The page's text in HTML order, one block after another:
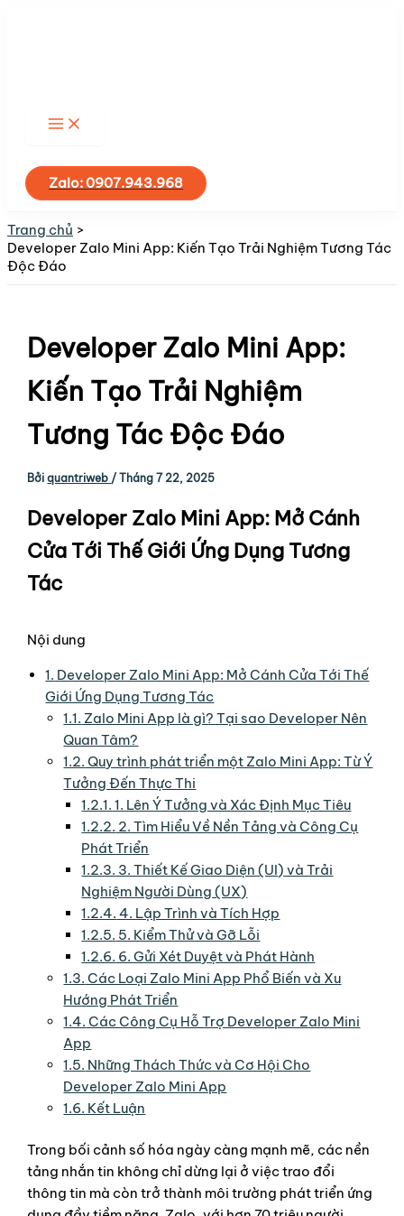
kiếmZalo: 0907.943.968
Trang chủ
Developer Zalo Mini App: Kiến Tạo Trải Nghiệm Tương Tác
Độc Đáo
Developer Zalo Mini App:
Kiến Tạo Trải Nghiệm
Tương Tác Độc Đáo
Bởiquantriweb /Tháng 7 22, 2025
Developer Zalo Mini App: Mở Cánh
Cửa Tới Thế Giới Ứng Dụng Tương
Tác
Nội dung
1. Developer Zalo Mini App: Mở Cánh Cửa Tới Thế
Giới Ứng Dụng Tương Tác
1.1. Zalo Mini App là gì? Tại sao Developer Nên
Quan Tâm?
1.2. Quy trình phát triển một Zalo Mini App: Từ Ý
Tưởng Đến Thực Thi
1.2.1. 1. Lên Ý Tưởng và Xác Định Mục Tiêu
1.2.2. 2. Tìm Hiểu Về Nền Tảng và Công Cụ
Phát Triển
1.2.3. 3. Thiết Kế Giao Diện (UI) và Trải
Nghiệm Người Dùng (UX)
1.2.4. 4. Lập Trình và Tích Hợp
1.2.5. 5. Kiểm Thử và Gỡ Lỗi
1.2.6. 6. Gửi Xét Duyệt và Phát Hành
1.3. Các Loại Zalo Mini App Phổ Biến và Xu
Hướng Phát Triển
1.4. Các Công Cụ Hỗ Trợ Developer Zalo Mini
App
1.5. Những Thách Thức và Cơ Hội Cho
Developer Zalo Mini App
1.6. Kết Luận
Trong bối cảnh số hóa ngày càng mạnh mẽ, các nền
tảng nhắn tin không chỉ dừng lại ở việc trao đổi
thông tin mà còn trở thành môi trường phát triển ứng